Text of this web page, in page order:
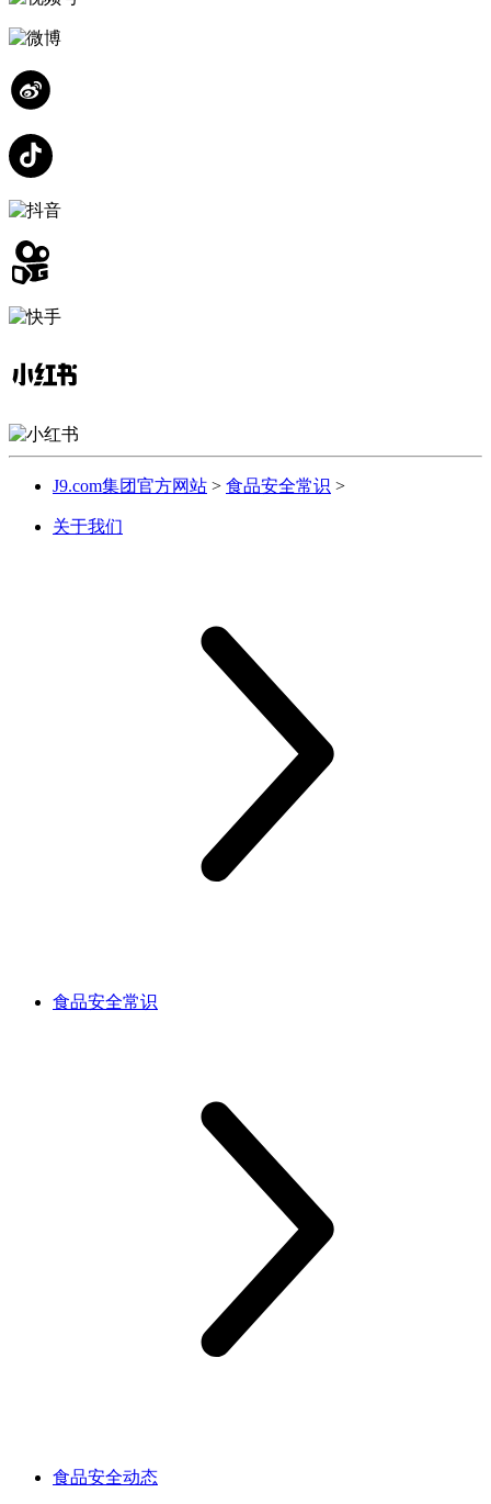
J9.com集团官方网站 > 食品安全常识 >
关于我们
食品安全常识
食品安全动态